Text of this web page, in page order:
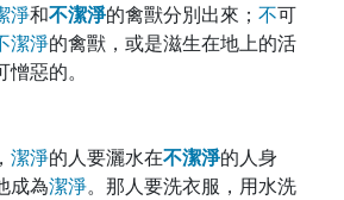
淨和不潔淨的禽獸分別出來； 不可
潔淨的禽獸，或是滋生在地上的活
惡的。
潔淨的人要灑水在不潔淨的人身
成為潔淨。那人要洗衣服，用水洗